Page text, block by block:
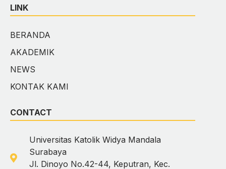
LINK
BERANDA
AKADEMIK
NEWS
KONTAK KAMI
CONTACT
Universitas Katolik Widya Mandala
Surabaya
Jl. Dinoyo No.42-44, Keputran, Kec.